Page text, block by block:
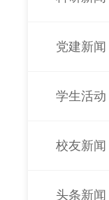
党建新闻
学生活动
校友新闻
头条新闻